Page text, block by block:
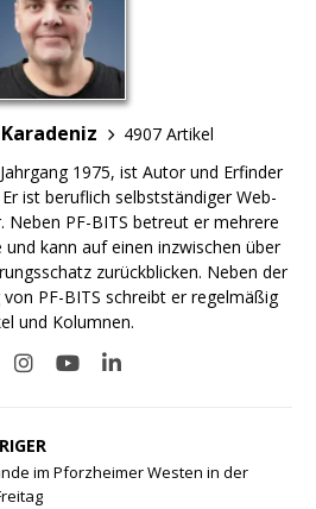
4907 Artikel
1975, ist Autor und Erfinder
ist beruflich selbstständiger Web-
Neben PF-BITS betreut er mehrere
kann auf einen inzwischen über
zurückblicken. Neben der
PF-BITS schreibt er regelmäßig
und Kolumnen.
im Pforzheimer Westen in der